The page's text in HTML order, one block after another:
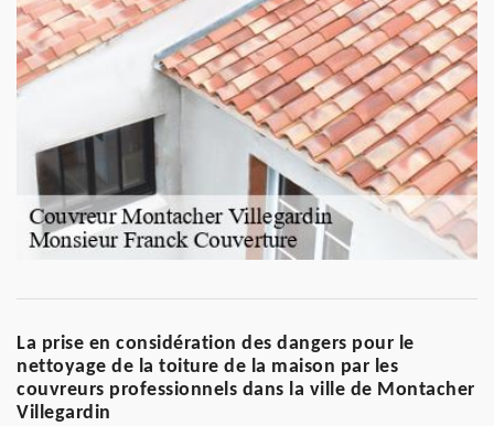
La prise en considération des dangers pour le
nettoyage de la toiture de la maison par les
couvreurs professionnels dans la ville de Montacher
Villegardin